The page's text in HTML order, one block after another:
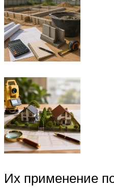
Их применение